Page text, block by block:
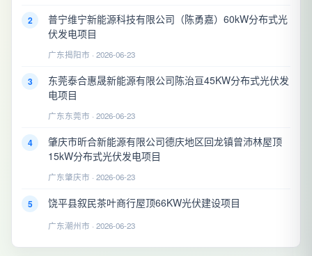
2
普宁维宁新能源科技有限公司（陈勇嘉）60kW分布式光
伏发电项目
广东揭阳市 · 2026-06-23
3
东莞泰合惠晟新能源有限公司陈治亘45KW分布式光伏发
电项目
广东东莞市 · 2026-06-23
4
肇庆市昕合新能源有限公司德庆地区回龙镇曾沛林屋顶
15kW分布式光伏发电项目
广东肇庆市 · 2026-06-23
5 饶平县叙民茶叶商行屋顶66KW光伏建设项目
广东潮州市 · 2026-06-23